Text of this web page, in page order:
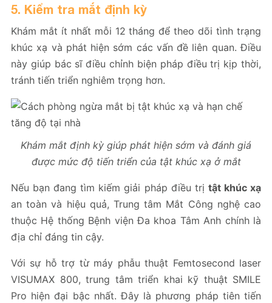
5. Kiểm tra mắt định kỳ
Khám mắt ít nhất mỗi 12 tháng để theo dõi tình trạng
khúc xạ và phát hiện sớm các vấn đề liên quan. Điều
này giúp bác sĩ điều chỉnh biện pháp điều trị kịp thời,
tránh tiến triển nghiêm trọng hơn.
Khám mắt định kỳ giúp phát hiện sớm và đánh giá
được mức độ tiến triển của tật khúc xạ ở mắt
Nếu bạn đang tìm kiếm giải pháp điều trị tật khúc xạ
an toàn và hiệu quả, Trung tâm Mắt Công nghệ cao
thuộc Hệ thống Bệnh viện Đa khoa Tâm Anh chính là
địa chỉ đáng tin cậy.
Với sự hỗ trợ từ máy phẫu thuật Femtosecond laser
VISUMAX 800, trung tâm triển khai kỹ thuật SMILE
Pro hiện đại bậc nhất. Đây là phương pháp tiên tiến